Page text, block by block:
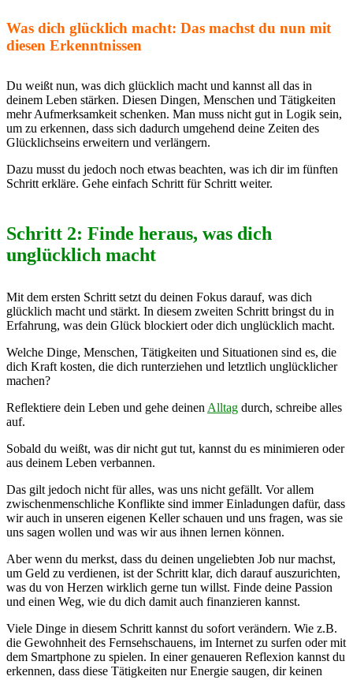
Was dich glücklich macht: Das machst du nun mit
diesen Erkenntnissen
Du weißt nun, was dich glücklich macht und kannst all das in
deinem Leben stärken. Diesen Dingen, Menschen und Tätigkeiten
mehr Aufmerksamkeit schenken. Man muss nicht gut in Logik sein,
um zu erkennen, dass sich dadurch umgehend deine Zeiten des
Glücklichseins erweitern und verlängern.
Dazu musst du jedoch noch etwas beachten, was ich dir im fünften
Schritt erkläre. Gehe einfach Schritt für Schritt weiter.
Schritt 2: Finde heraus, was dich
unglücklich macht
Mit dem ersten Schritt setzt du deinen Fokus darauf, was dich
glücklich macht und stärkt. In diesem zweiten Schritt bringst du in
Erfahrung, was dein Glück blockiert oder dich unglücklich macht.
Welche Dinge, Menschen, Tätigkeiten und Situationen sind es, die
dich Kraft kosten, die dich runterziehen und letztlich unglücklicher
machen?
Reflektiere dein Leben und gehe deinen Alltag durch, schreibe alles
auf.
Sobald du weißt, was dir nicht gut tut, kannst du es minimieren oder
aus deinem Leben verbannen.
Das gilt jedoch nicht für alles, was uns nicht gefällt. Vor allem
zwischenmenschliche Konflikte sind immer Einladungen dafür, dass
wir auch in unseren eigenen Keller schauen und uns fragen, was sie
uns sagen wollen und was wir aus ihnen lernen können.
Aber wenn du merkst, dass du deinen ungeliebten Job nur machst,
um Geld zu verdienen, ist der Schritt klar, dich darauf auszurichten,
was du von Herzen wirklich gerne tun willst. Finde deine Passion
und einen Weg, wie du dich damit auch finanzieren kannst.
Viele Dinge in diesem Schritt kannst du sofort verändern. Wie z.B.
die Gewohnheit des Fernsehschauens, im Internet zu surfen oder mit
dem Smartphone zu spielen. In einer genaueren Reflexion kannst du
erkennen, dass diese Tätigkeiten nur Energie saugen, dir keinen